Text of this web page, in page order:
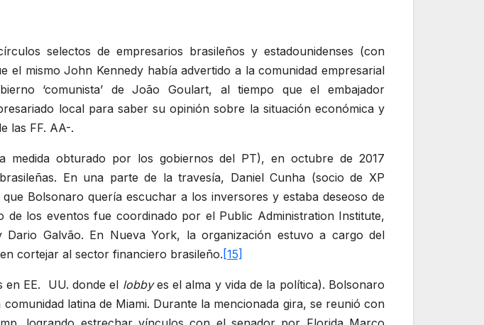
selectos de empresarios brasileños y estadounidenses (con
el mismo John Kennedy había advertido a la comunidad empresarial
‘comunista’ de João Goulart, al tiempo que el embajador
local para saber su opinión sobre la situación económica y
las FF. AA-.
medida obturado por los gobiernos del PT), en octubre de 2017
En una parte de la travesía, Daniel Cunha (socio de XP
Bolsonaro quería escuchar a los inversores y estaba deseoso de
los eventos fue coordinado por el Public Administration Institute,
Galvão. En Nueva York, la organización estuvo a cargo del
cortejar al sector financiero brasileño.[15]
en EE. UU. donde el lobbyes el alma y vida de la política). Bolsonaro
latina de Miami. Durante la mencionada gira, se reunió con